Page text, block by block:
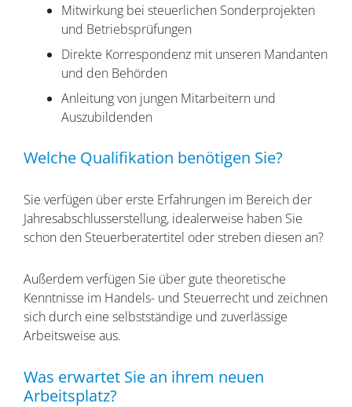
Mitwirkung bei steuerlichen Sonderprojekten
und Betriebsprüfungen
Direkte Korrespondenz mit unseren Mandanten
und den Behörden
Anleitung von jungen Mitarbeitern und
Auszubildenden
Welche Qualifikation benötigen Sie?
Sie verfügen über erste Erfahrungen im Bereich der
Jahresabschlusserstellung, idealerweise haben Sie
schon den Steuerberatertitel oder streben diesen an?
Außerdem verfügen Sie über gute theoretische
Kenntnisse im Handels- und Steuerrecht und zeichnen
sich durch eine selbstständige und zuverlässige
Arbeitsweise aus.
Was erwartet Sie an ihrem neuen
Arbeitsplatz?